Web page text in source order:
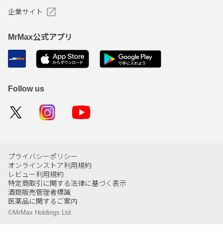
企業サイト
MrMax公式アプリ
Follow us
プライバシーポリシー
オンラインストア利用規約
レビュー利用規約
特定商取引に関する法律に基づく表示
酒類販売管理者標識
医薬品に関するご案内
©MrMax Holdings Ltd.